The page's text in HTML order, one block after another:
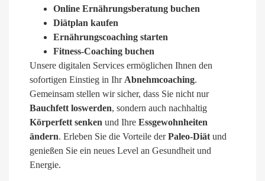
Online Ernährungsberatung buchen
Diätplan kaufen
Ernährungscoaching starten
Fitness-Coaching buchen
Unsere digitalen Services ermöglichen Ihnen den
sofortigen Einstieg in Ihr Abnehmcoaching.
Gemeinsam stellen wir sicher, dass Sie nicht nur
Bauchfett loswerden, sondern auch nachhaltig
Körperfett senken und Ihre Essgewohnheiten
ändern. Erleben Sie die Vorteile derPaleo-Diät und
genießen Sie ein neues Level an Gesundheit und
Energie.